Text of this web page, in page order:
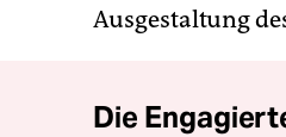
Ausgestaltung
Die